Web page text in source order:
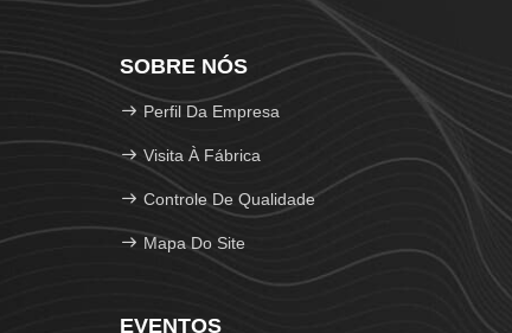
SOBRE NÓS
Perfil Da Empresa
Visita À Fábrica
Controle De Qualidade
Mapa Do Site
EVENTOS